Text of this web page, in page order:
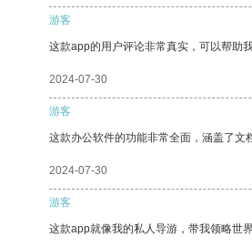
游客
这款app的用户评论非常真实，可以帮助
2024-07-30
游客
这款办公软件的功能非常全面，涵盖了文
2024-07-30
游客
这款app就像我的私人导游，带我领略世